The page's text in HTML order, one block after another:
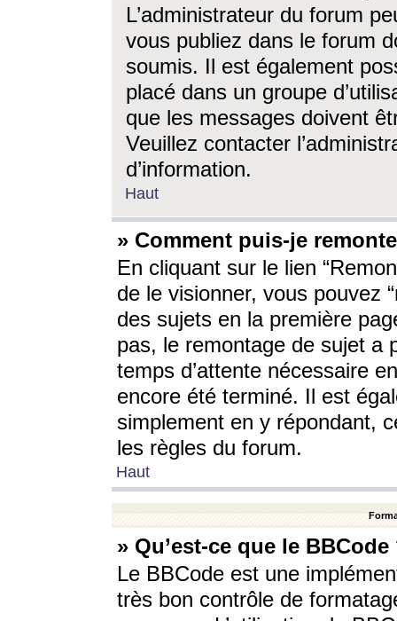
L’administrateur du forum
vous publiez dans le forum
soumis. Il est également
placé dans un groupe
que les messages doivent
Veuillez contacter
d’information.
Haut
» Comment puis-je
En cliquant sur le lien
de le visionner, vous pouvez
des sujets en la première
pas, le remontage de sujet a
temps d’attente nécessaire
encore été terminé. Il est
simplement en y répondant,
les règles du forum.
Haut
» Qu’est-ce que le BBCode
Le BBCode est une
très bon contrôle de